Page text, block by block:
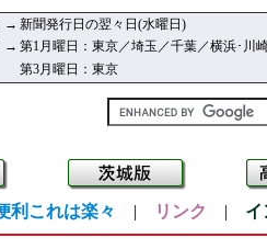
→ 新聞発行日の翌々日(水曜日)
→ 第1月曜日：東京／埼玉／千葉／横浜･川
第3月曜日：東京
利これは楽々 | リンク | イ